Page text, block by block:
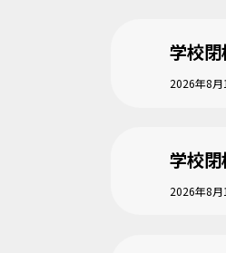
学校閉
2026年8月
学校閉
2026年8月